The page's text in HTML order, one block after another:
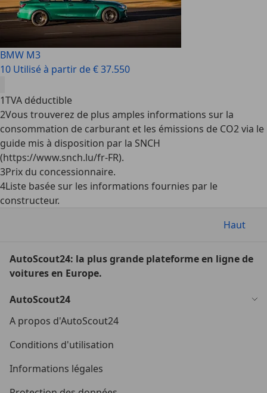
BMW M3
10 Utilisé à partir de € 37.550
1TVA déductible
2Vous trouverez de plus amples informations sur la
consommation de carburant et les émissions de CO2 via le
guide mis à disposition par la SNCH
(https://www.snch.lu/fr-FR).
3Prix du concessionnaire.
4Liste basée sur les informations fournies par le
constructeur.
Haut
AutoScout24: la plus grande plateforme en ligne de
voitures en Europe.
AutoScout24
A propos d'AutoScout24
Conditions d'utilisation
Informations légales